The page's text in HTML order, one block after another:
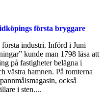
första bryggare
industri. Införd i Juni
kunde man 1798 läsa att
på fastigheter belägna i
västra hamnen. På tomterna
också
i sten....